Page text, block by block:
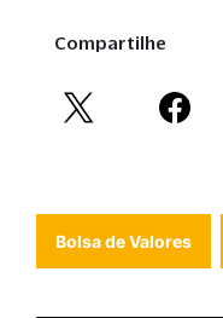
Compartilhe
Bolsa de Valores